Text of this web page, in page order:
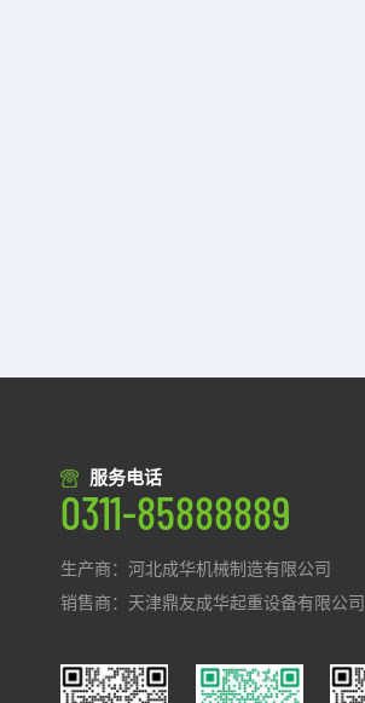
服务电话
0311-85888889
生产商：河北成华机械制造有限公司
销售商：天津鼎友成华起重设备有限公司